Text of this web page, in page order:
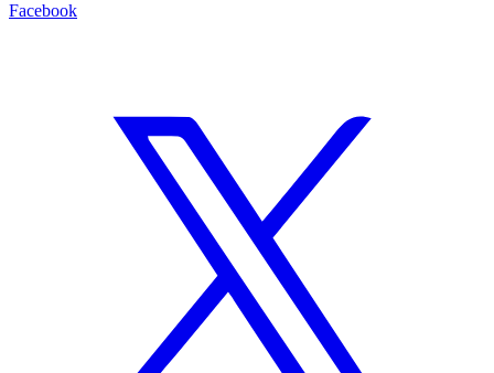
Facebook